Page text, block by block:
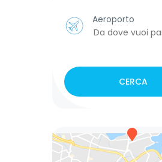
Aeroporto
CERCA